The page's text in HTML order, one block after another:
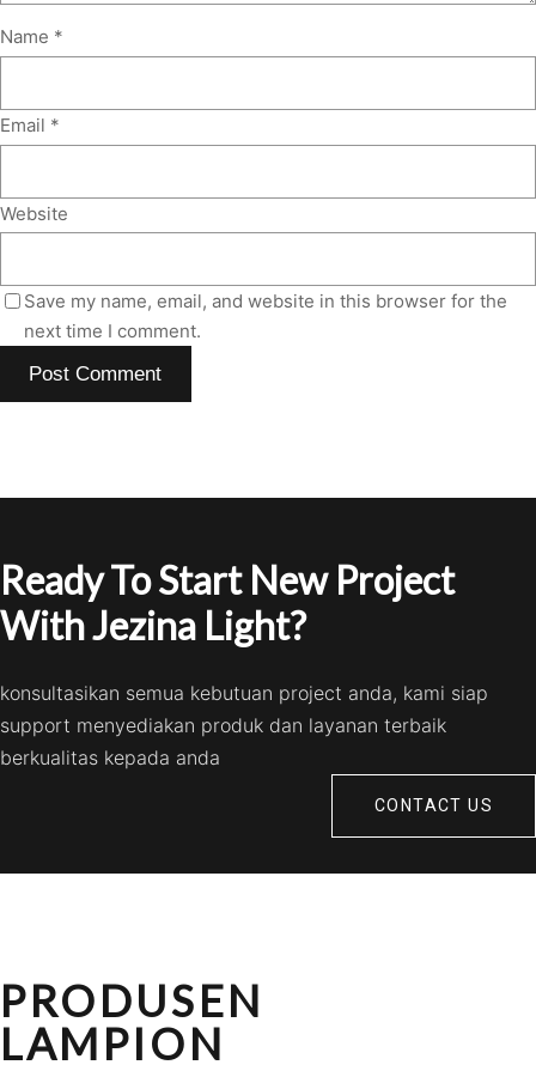
Name *
Email *
Website
Save my name, email, and website in this browser for the
next time I comment.
Ready To Start New Project
With Jezina Light?
konsultasikan semua kebutuan project anda, kami siap
support menyediakan produk dan layanan terbaik
berkualitas kepada anda
CONTACT US
PRODUSEN
LAMPION